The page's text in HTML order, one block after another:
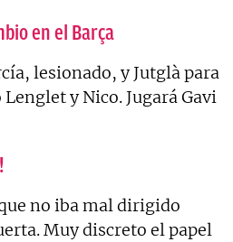
en el Barça
lesionado, y Jutglà para
y Nico. Jugará Gavi
no iba mal dirigido
Muy discreto el papel